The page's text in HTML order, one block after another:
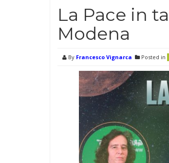
La Pace in
Modena
By Francesco Vignarca Posted in